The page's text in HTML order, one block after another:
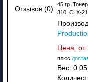
Отзывов (0)
45 гр.
310, CLX-
Цена: от
плюс
Вес: 0.05